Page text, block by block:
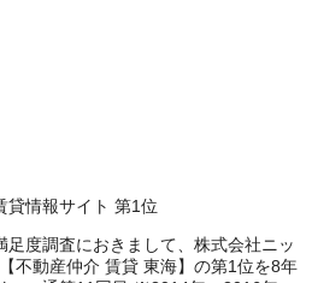
度調査におきまして、株式会社ニッ
不動産仲介 賃貸 東海】の第1位を8年